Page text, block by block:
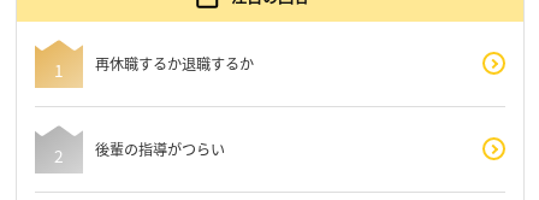
再休職するか退職するか
後輩の指導がつらい